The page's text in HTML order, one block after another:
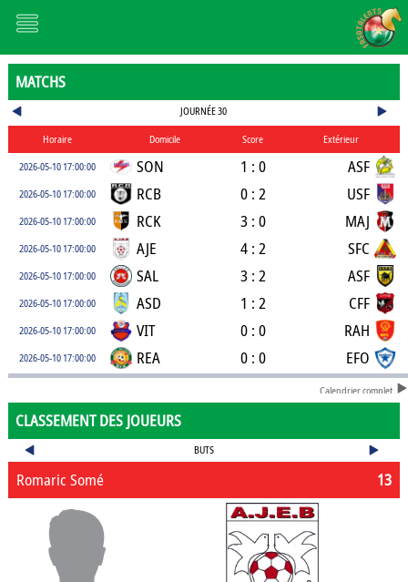
MATCHS
JOURNÉE 30
Horaire Domicile Score
Extérieur
2026-05-10 17:00:00
SON 1 : 0 ASF
2026-05-10 17:00:00 RCB 0 : 2 USF
2026-05-10 17:00:00 RCK 3 : 0 MAJ
2026-05-10 17:00:00 AJE 4 : 2 SFC
2026-05-10 17:00:00 SAL 3 : 2 ASF
2026-05-10 17:00:00 ASD 1 : 2 CFF
2026-05-10 17:00:00 VIT 0 : 0 RAH
2026-05-10 17:00:00 REA 0 : 0 EFO
Calendrier complet
CLASSEMENT DES JOUEURS
BUTS
13
Romaric Somé